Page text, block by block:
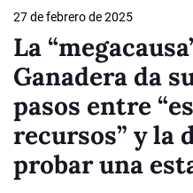
27 de febrero de 2025
La
Ganadera da
pasos entre
recursos” y la
probar una